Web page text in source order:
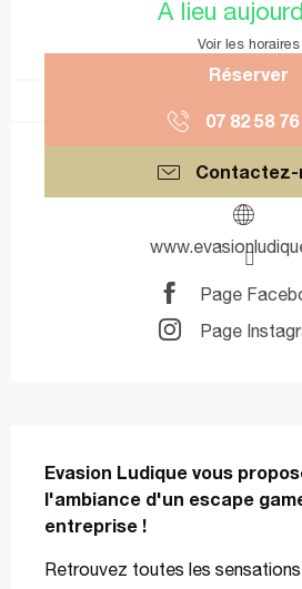
A lieu
Voir les horaires
Réserver
07 82 58 76
Page
Page
Evasion Ludique vous
l'ambiance d'un escape
entreprise !
Retrouvez toutes les sensations